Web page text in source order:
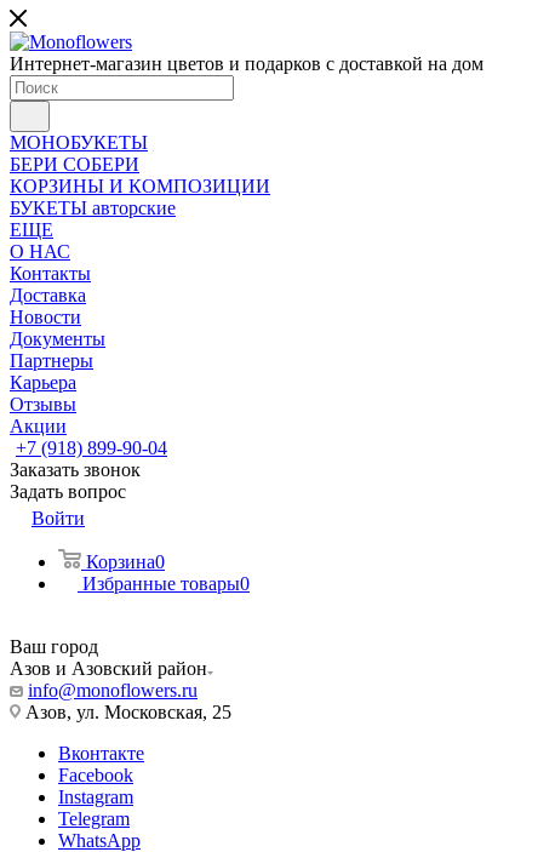
Интернет-магазин цветов и подарков с доставкой на дом
МОНОБУКЕТЫ
БЕРИ СОБЕРИ
КОРЗИНЫ И КОМПОЗИЦИИ
БУКЕТЫ авторские
ЕЩЕ
О НАС
Контакты
Доставка
Новости
Документы
Партнеры
Карьера
Отзывы
Акции
+7 (918) 899-90-04
Заказать звонок
Задать вопрос
Войти
Корзина0
Избранные товары0
Ваш город
Азов и Азовский район
info@monoflowers.ru
Азов, ул. Московская, 25
Вконтакте
Facebook
Instagram
Telegram
WhatsApp